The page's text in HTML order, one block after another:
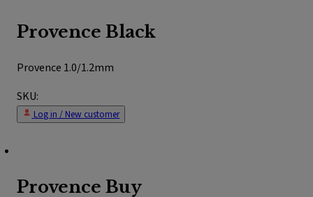
Provence Black
Provence 1.0/1.2mm
SKU:
Log in / New customer
Provence Buy